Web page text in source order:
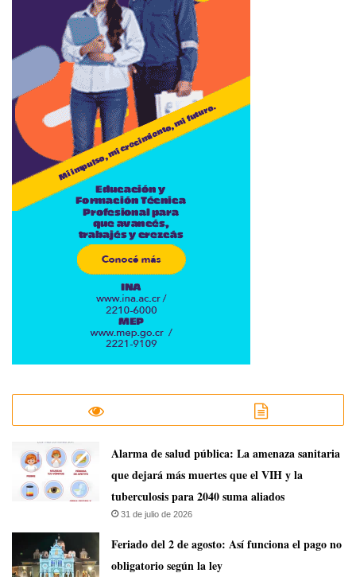
​Alarma de salud pública: La amenaza sanitaria
que dejará más muertes que el VIH y la
tuberculosis para 2040 suma aliados
31 de julio de 2026
Feriado del 2 de agosto: Así funciona el pago no
obligatorio según la ley